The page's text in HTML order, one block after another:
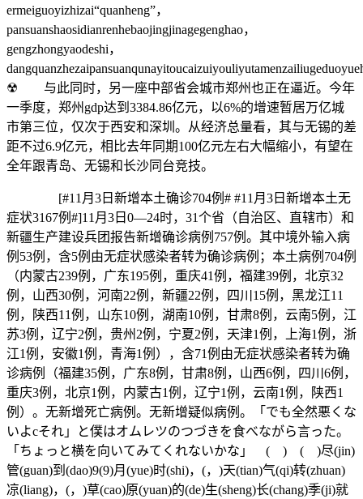
ermeiguoyizhizai“quanheng”，
pansuanshaosidianrenhebaojingjinagegenghao，
gengzhongyaodeshi，
☢ 与此同时，另一座中部省会城市郑州也正在逼近。今年
一季度，郑州gdp达到3384.86亿元，以6%的增速暂居万亿城
市第三位，仅次于西安和深圳。从经济总量看，其与无锡的差
距不过6.9亿元，相比去年同期100亿元左右大幅缩小，有望在
全年跟青岛、无锡和长沙同台竞技。
[#11月3日新增本土确诊704例# #11月3日新增本土无
症状3167例#]11月3日0—24时，31个省（自治区、直辖市）和
新疆生产建设兵团报告新增确诊病例757例。其中境外输入病
例53例，含5例由无症状感染者转为确诊病例；本土病例704例
（内蒙古239例，广东195例，重庆41例，福建39例，北京32
例，山西30例，河南22例，新疆22例，四川15例，黑龙江11
例，陕西11例，山东10例，湖南10例，甘肃8例，云南5例，江
苏3例，辽宁2例，贵州2例，宁夏2例，天津1例，上海1例，浙
江1例，安徽1例，青海1例），含71例由无症状感染者转为确
诊病例（福建35例，广东8例，甘肃8例，山西6例，四川6例，
重庆3例，北京1例，内蒙古1例，辽宁1例，云南1例，陕西1
例）。无新增死亡病例。无新增疑似病例。「でも全然悪くな
いよcそれ」と僕はオムレツのつづきを食べながら言った。
「ちょっと横を向いてみてくれないかな」 ( ) ( )尽(jin)
管(guan)到(dao)9(9)月(yue)时(shi)，(，)天(tian)气(qi)转(zhuan)
凉(liang)，(，)草(cao)原(yuan)的(de)生(sheng)长(chang)季(ji)就